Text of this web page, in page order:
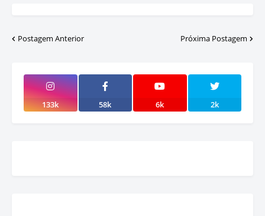
Postagem Anterior Próxima Postagem
133k 58k 6k 2k